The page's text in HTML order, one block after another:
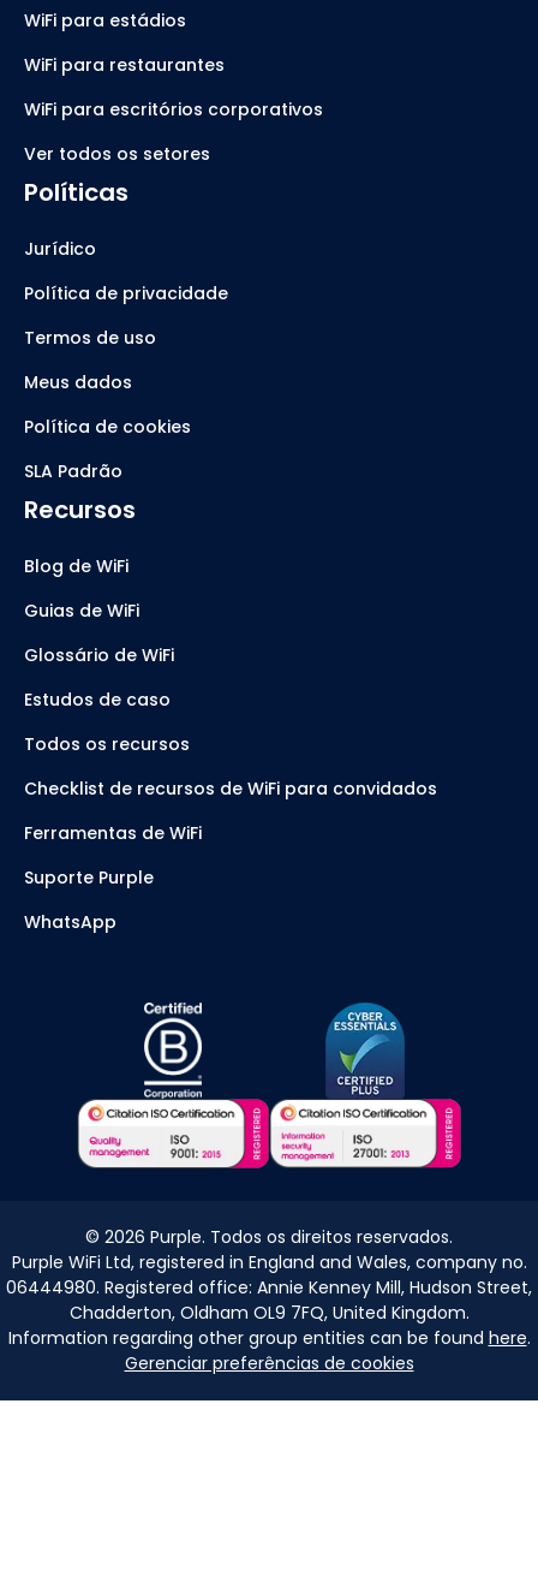
WiFi para estádios
WiFi para restaurantes
WiFi para escritórios corporativos
Ver todos os setores
Políticas
Jurídico
Política de privacidade
Termos de uso
Meus dados
Política de cookies
SLA Padrão
Recursos
Blog de WiFi
Guias de WiFi
Glossário de WiFi
Estudos de caso
Todos os recursos
Checklist de recursos de WiFi para convidados
Ferramentas de WiFi
Suporte Purple
WhatsApp
© 2026 Purple. Todos os direitos reservados.
Purple WiFi Ltd, registered in England and Wales, company no.
06444980. Registered office: Annie Kenney Mill, Hudson Street,
Chadderton, Oldham OL9 7FQ, United Kingdom.
Information regarding other group entities can be found here.
Gerenciar preferências de cookies